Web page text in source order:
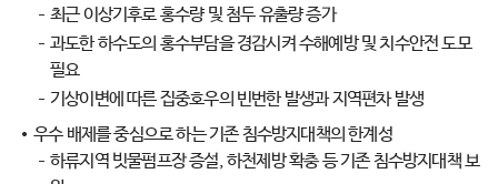
최근 이상기후로 홍수량 및 첨두 유출량 증가
과도한 하수도의 홍수부담을 경감시켜 수해예방 및 치수안전 도모
필요
기상이변에 따른 집중호우의 빈번한 발생과 지역편차 발생
우수 배제를 중심으로 하는 기존 침수방지대책의 한계성
하류지역 빗물펌프장 증설, 하천제방 확충 등 기존 침수방지대책 보